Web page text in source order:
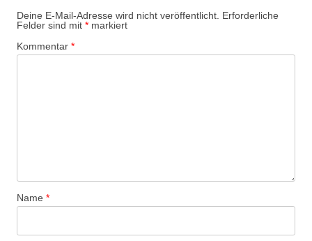
Deine E-Mail-Adresse wird nicht veröffentlicht. Erforderliche
Felder sind mit * markiert
Kommentar *
Name *